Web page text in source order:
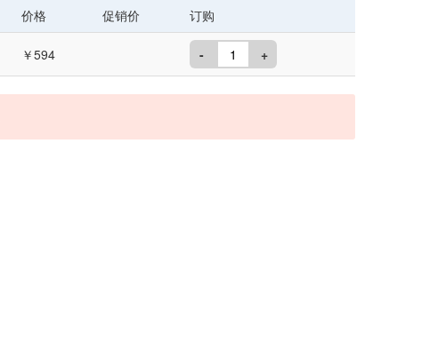
价格 促销价 订购
￥594 - +